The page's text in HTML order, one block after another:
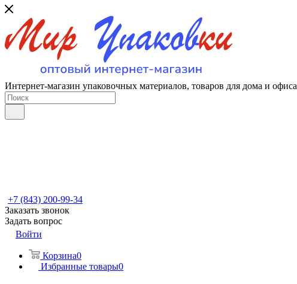
Интернет-магазин упаковочных материалов, товаров для дома и офиса
+7 (843) 200-99-34
Заказать звонок
Задать вопрос
Войти
Корзина0
Избранные товары0